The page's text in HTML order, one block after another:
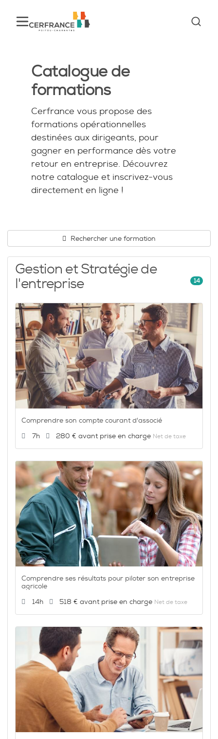
Catalogue de
formations
Cerfrance vous propose des
formations opérationnelles
destinées aux dirigeants, pour
gagner en performance dès votre
retour en entreprise. Découvrez
notre catalogue et inscrivez-vous
directement en ligne !
Rechercher une formation
Catalogue
Gestion et Stratégie de
l'entreprise
14
Comprendre son compte courant d'associé
Durée :
7h Prix :
280 € Net de taxe
Comprendre ses résultats pour piloter son entreprise
agricole
Durée :
14h Prix :
518 € Net de taxe